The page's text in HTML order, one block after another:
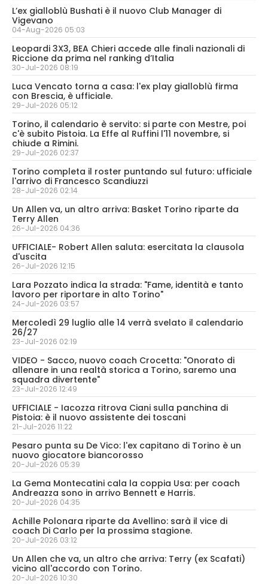
L’ex gialloblù Bushati è il nuovo Club Manager di
Vigevano
04-Aug-2026 05:03
Leopardi 3X3, BEA Chieri accede alle finali nazionali di
Riccione da prima nel ranking d’Italia
30-Jul-2026 08:19
Luca Vencato torna a casa: l'ex play gialloblù firma
con Brescia, è ufficiale.
29-Jul-2026 05:12
Torino, il calendario è servito: si parte con Mestre, poi
c'è subito Pistoia. La Effe al Ruffini l'11 novembre, si
chiude a Rimini.
29-Jul-2026 02:37
Torino completa il roster puntando sul futuro: ufficiale
l'arrivo di Francesco Scandiuzzi
28-Jul-2026 02:14
Un Allen va, un altro arriva: Basket Torino riparte da
Terry Allen
26-Jul-2026 04:36
UFFICIALE- Robert Allen saluta: esercitata la clausola
d'uscita
26-Jul-2026 12:15
Lara Pozzato indica la strada: "Fame, identità e tanto
lavoro per riportare in alto Torino"
24-Jul-2026 03:57
Mercoledì 29 luglio alle 14 verrà svelato il calendario
26/27
23-Jul-2026 02:19
VIDEO - Sacco, nuovo coach Crocetta: "Onorato di
allenare in una realtà storica a Torino, saremo una
squadra divertente"
23-Jul-2026 12:49
UFFICIALE - Iacozza ritrova Ciani sulla panchina di
Pistoia: è il nuovo assistente dei toscani
21-Jul-2026 11:22
Pesaro punta su De Vico: l'ex capitano di Torino è un
nuovo giocatore biancorosso
20-Jul-2026 05:39
La Gema Montecatini cala la coppia Usa: per coach
Andreazza sono in arrivo Bennett e Harris.
20-Jul-2026 04:35
Achille Polonara riparte da Avellino: sarà il vice di
coach Di Carlo per la prossima stagione.
20-Jul-2026 03:12
Un Allen che va, un altro che arriva: Terry (ex Scafati)
vicino all'accordo con Torino.
20-Jul-2026 10:30